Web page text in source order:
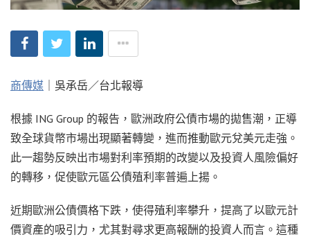
商傳媒 ｜吳承岳／台北報導
根據 ING Group 的報告，歐洲政府公債市場的拋售潮，正導
致全球貨幣市場出現顯著轉變，進而推動歐元兌美元走強。
此一趨勢反映出市場對利率預期的改變以及投資人風險偏好
的轉移，促使歐元區公債殖利率普遍上揚。
近期歐洲公債價格下跌，使得殖利率攀升，提高了以歐元計
價資產的吸引力，尤其對尋求更高報酬的投資人而言。這種